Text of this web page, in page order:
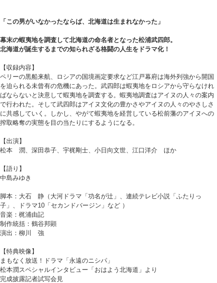
「この男がいなかったならば、北海道は生まれなかった」
幕末の蝦夷地を調査して北海道の命名者となった松浦武四郎。
北海道が誕生するまでの知られざる格闘の人生をドラマ化！
【収録内容】
ペリーの黒船来航、ロシアの国境画定要求など江戸幕府は海外列強から開国
を迫られる未曾有の危機にあった。武四郎は蝦夷地をロシアから守らなけれ
ばならないと決意して蝦夷地を調査する。蝦夷地調査はアイヌの人々の案内
で行われた。そして武四郎はアイヌ文化の豊かさやアイヌの人々のやさしさ
に共感していく。しかし、やがて蝦夷地を経営している松前藩のアイヌへの
搾取略奪の実態を目の当たりにするようになる。
【出演】
松本 潤、深田恭子、宇梶剛士、小日向文世、江口洋介 ほか
【語り】
中島みゆき
脚本：大石 静（大河ドラマ「功名が辻」、連続テレビ小説「ふたりっ
子」、ドラマ10「セカンドバージン」など ）
音楽：梶浦由記
制作統括：鶴谷邦顕
演出：柳川 強
【特典映像】
まもなく放送！ドラマ「永遠のニシパ」
松本潤スペシャルインタビュー「おはよう北海道」より
完成披露記者試写会見